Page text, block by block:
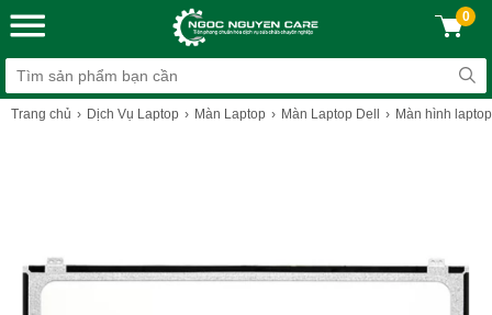
0
Trang chủ Dịch Vụ Laptop Màn Laptop Màn Laptop Dell Màn hình